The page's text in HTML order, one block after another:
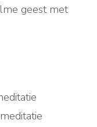
geest met